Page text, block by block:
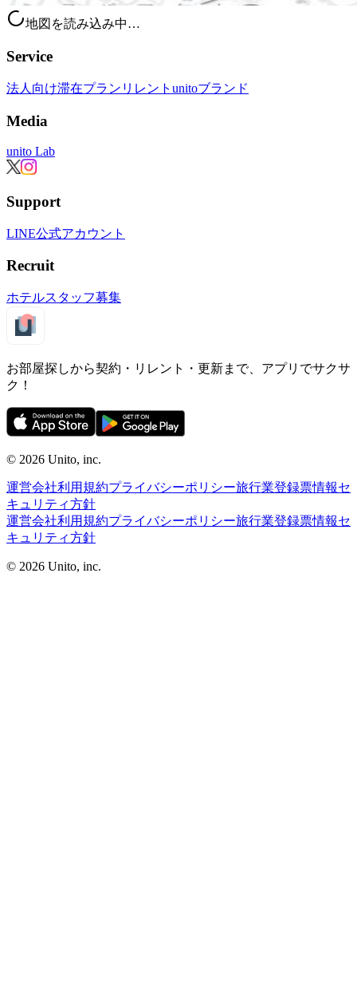
地図を読み込み中…
Service
法人向け滞在プラン リレント unitoブランド
Media
unito Lab
Support
LINE公式アカウント
Recruit
ホテルスタッフ募集
お部屋探しから契約・リレント・更新まで、アプリでサクサ
ク！
©︎ 2026 Unito, inc.
運営会社利用規約プライバシーポリシー旅行業登録票情報セ
キュリティ方針
運営会社利用規約プライバシーポリシー旅行業登録票情報セ
キュリティ方針
©︎ 2026 Unito, inc.